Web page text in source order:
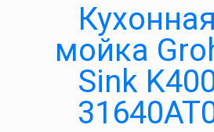
Кухонная
мойка
Sink